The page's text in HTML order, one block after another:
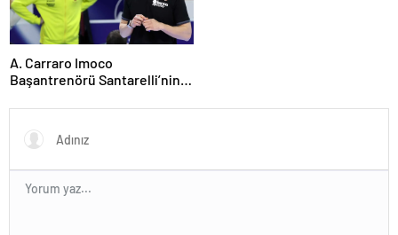
A. Carraro Imoco
Başantrenörü Santarelli’nin
VakıfBank